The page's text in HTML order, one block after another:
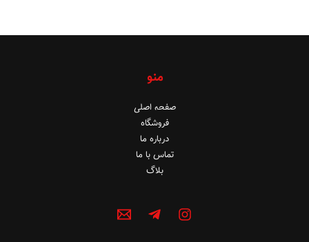
منو
صفحه اصلی
فروشگاه
درباره ما
تماس با ما
بلاگ